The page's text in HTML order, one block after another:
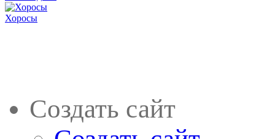
Хоросы
Создать сайт